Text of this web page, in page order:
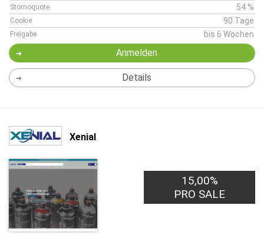
Stornoquote 54 %
Cookie 90 Tage
Freigabe bis 6 Wochen
Anmelden
Details
Xenial
15,00%
PRO SALE